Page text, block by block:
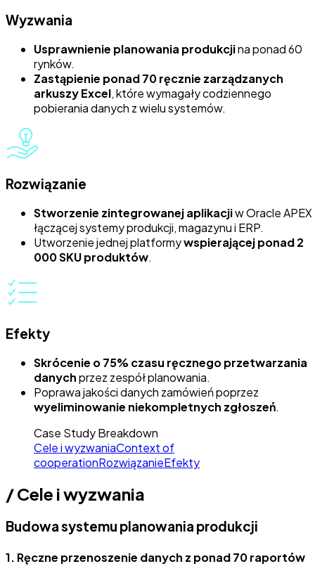
Wyzwania
Usprawnienie planowania produkcjina ponad 60
rynków.
Zastąpienie ponad 70 ręcznie zarządzanych
arkuszy Excel, które wymagały codziennego
pobierania danych z wielu systemów.
Rozwiązanie
Stworzenie zintegrowanej aplikacjiw Oracle APEX
łączącej systemy produkcji, magazynu i ERP.
Utworzenie jednej platformywspierającej ponad 2
000 SKU produktów.
Efekty
Skrócenie o 75% czasu ręcznego przetwarzania
danychprzez zespół planowania.
Poprawa jakości danych zamówień poprzez
wyeliminowanie niekompletnych zgłoszeń.
Case Study Breakdown
Cele i wyzwaniaContext of
cooperationRozwiązanieEfekty
/Cele i wyzwania
Budowa systemu planowania produkcji
1. Ręczne przenoszenie danych z ponad 70 raportów